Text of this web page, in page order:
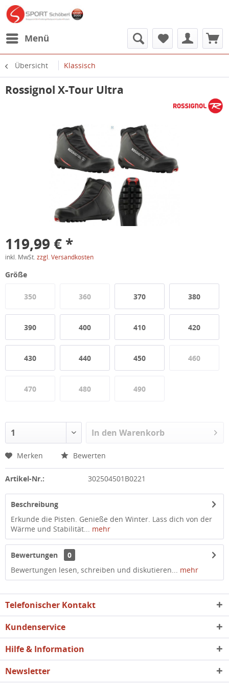
Menü
Übersicht Klassisch
Rossignol X-Tour Ultra
119,99 € *
inkl. MwSt. zzgl. Versandkosten
Größe
350 360 370 380
390 400 410 420
430 440 450 460
470 480 490
In den Warenkorb
Merken Bewerten
Artikel-Nr.: 302504501B0221
Beschreibung
Erkunde die Pisten. Genieße den Winter. Lass dich von der
Wärme und Stabilität... mehr
Bewertungen
0
Bewertungen lesen, schreiben und diskutieren... mehr
Telefonischer Kontakt
Kundenservice
Hilfe & Information
Newsletter